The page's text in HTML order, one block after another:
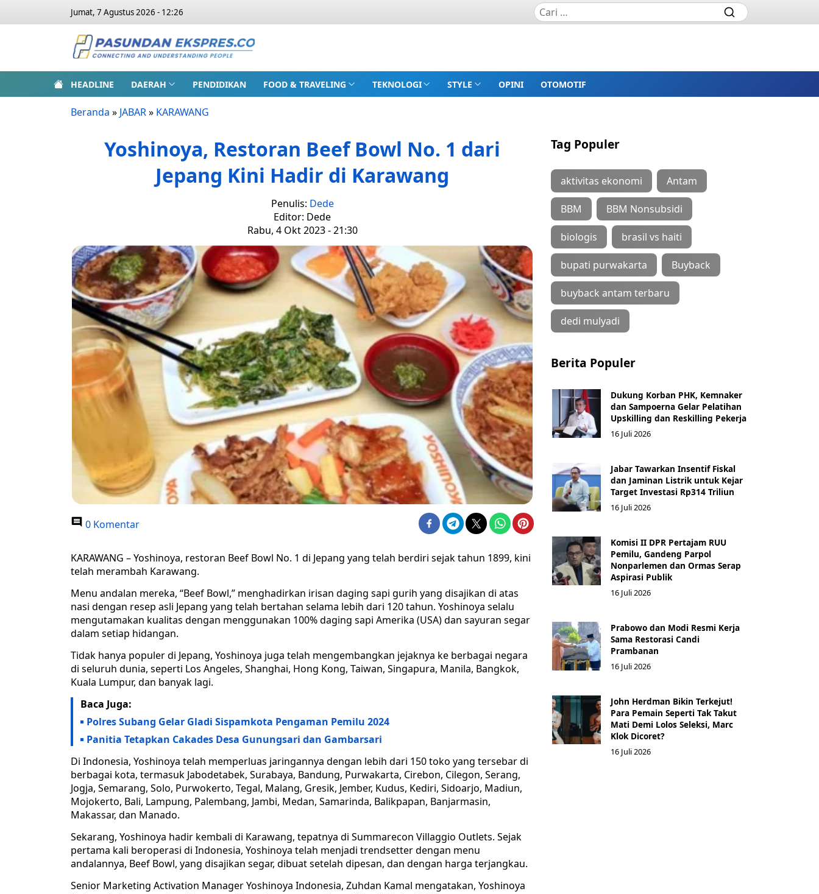
Jumat, 7 Agustus 2026 - 12:26
HEADLINE DAERAH PENDIDIKAN FOOD & TRAVELING TEKNOLOGI STYLE OPINI OTOMOTIF
Beranda » JABAR» KARAWANG
Yoshinoya, Restoran Beef Bowl No. 1 dari
Jepang Kini Hadir di Karawang
Penulis: Dede
Editor: Dede
Rabu, 4 Okt 2023 - 21:30
0 Komentar
KARAWANG – Yoshinoya, restoran Beef Bowl No. 1 di Jepang yang telah berdiri sejak tahun 1899, kini
telah merambah Karawang.
Menu andalan mereka, “Beef Bowl,” menghadirkan irisan daging sapi gurih yang disajikan di atas
nasi dengan resep asli Jepang yang telah bertahan selama lebih dari 120 tahun. Yoshinoya selalu
mengutamakan kualitas dengan menggunakan 100% daging sapi Amerika (USA) dan sayuran segar
dalam setiap hidangan.
Tidak hanya populer di Jepang, Yoshinoya juga telah mengembangkan jejaknya ke berbagai negara
di seluruh dunia, seperti Los Angeles, Shanghai, Hong Kong, Taiwan, Singapura, Manila, Bangkok,
Kuala Lumpur, dan banyak lagi.
Baca Juga:
Polres Subang Gelar Gladi Sispamkota Pengaman Pemilu 2024
Panitia Tetapkan Cakades Desa Gunungsari dan Gambarsari
Di Indonesia, Yoshinoya telah memperluas jaringannya dengan lebih dari 150 toko yang tersebar di
berbagai kota, termasuk Jabodetabek, Surabaya, Bandung, Purwakarta, Cirebon, Cilegon, Serang,
Jogja, Semarang, Solo, Purwokerto, Tegal, Malang, Gresik, Jember, Kudus, Kediri, Sidoarjo, Madiun,
Mojokerto, Bali, Lampung, Palembang, Jambi, Medan, Samarinda, Balikpapan, Banjarmasin,
Makassar, dan Manado.
Sekarang, Yoshinoya hadir kembali di Karawang, tepatnya di Summarecon Villaggio Outlets. Sejak
pertama kali beroperasi di Indonesia, Yoshinoya telah menjadi trendsetter dengan menu
andalannya, Beef Bowl, yang disajikan segar, dibuat setelah dipesan, dan dengan harga terjangkau.
Senior Marketing Activation Manager Yoshinoya Indonesia, Zuhdan Kamal mengatakan, Yoshinoya
Tag Populer
aktivitas ekonomi Antam
BBM BBM Nonsubsidi
biologis brasil vs haiti
bupati purwakarta Buyback
buyback antam terbaru
dedi mulyadi
Berita Populer
Dukung Korban PHK, Kemnaker
dan Sampoerna Gelar Pelatihan
Upskilling dan Reskilling Pekerja
16 Juli 2026
Jabar Tawarkan Insentif Fiskal
dan Jaminan Listrik untuk Kejar
Target Investasi Rp314 Triliun
16 Juli 2026
Komisi II DPR Pertajam RUU
Pemilu, Gandeng Parpol
Nonparlemen dan Ormas Serap
Aspirasi Publik
16 Juli 2026
Prabowo dan Modi Resmi Kerja
Sama Restorasi Candi
Prambanan
16 Juli 2026
John Herdman Bikin Terkejut!
Para Pemain Seperti Tak Takut
Mati Demi Lolos Seleksi, Marc
Klok Dicoret?
16 Juli 2026